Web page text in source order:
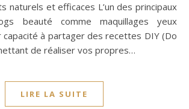
naturels et efficaces L’un des principaux
beauté comme maquillages yeux
à partager des recettes DIY (Do
de réaliser vos propres…
LIRE LA SUITE